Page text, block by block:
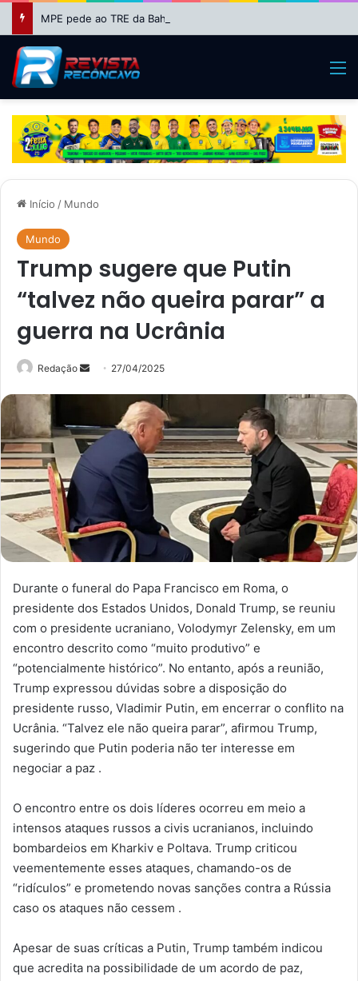
Início / Mundo
Mundo
Trump sugere que Putin
“talvez não queira parar” a
guerra na Ucrânia
Redação
Mande
mail
27/04/2025
Durante o funeral do Papa Francisco em Roma, o
presidente dos Estados Unidos, Donald Trump, se reuniu
com o presidente ucraniano, Volodymyr Zelensky, em um
encontro descrito como “muito produtivo” e
“potencialmente histórico”. No entanto, após a reunião,
Trump expressou dúvidas sobre a disposição do
presidente russo, Vladimir Putin, em encerrar o conflito na
Ucrânia. “Talvez ele não queira parar”, afirmou Trump,
sugerindo que Putin poderia não ter interesse em
negociar a paz .​
O encontro entre os dois líderes ocorreu em meio a
intensos ataques russos a civis ucranianos, incluindo
bombardeios em Kharkiv e Poltava. Trump criticou
veementemente esses ataques, chamando-os de
“ridículos” e prometendo novas sanções contra a Rússia
caso os ataques não cessem .​
Apesar de suas críticas a Putin, Trump também indicou
que acredita na possibilidade de um acordo de paz,